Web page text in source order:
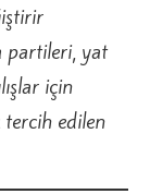
partileri, yat
için
edilen